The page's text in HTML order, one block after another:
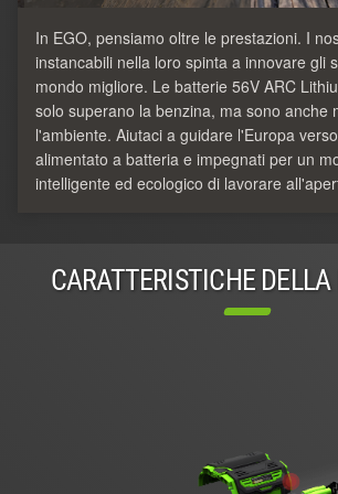
In EGO, pensiamo oltre le prestazioni. I
instancabili nella loro spinta a innovare gli
mondo migliore. Le batterie 56V ARC
solo superano la benzina, ma sono anche
l'ambiente. Aiutaci a guidare l'Europa
alimentato a batteria e impegnati per un
intelligente ed ecologico di lavorare
CARATTERISTICHE